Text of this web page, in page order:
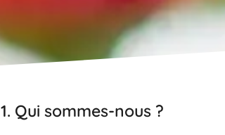
1. Qui sommes-nous ?